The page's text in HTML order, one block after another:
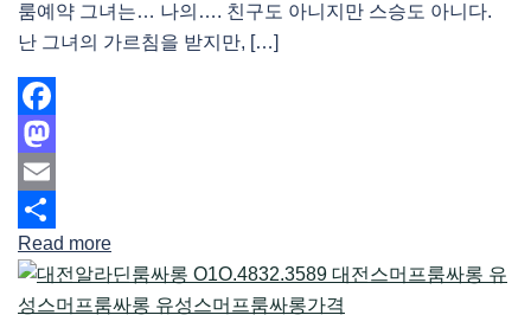
룸예약 그녀는… 나의…. 친구도 아니지만 스승도 아니다.
난 그녀의 가르침을 받지만, […]
Facebook
Mastodon
Email
Share
Read more